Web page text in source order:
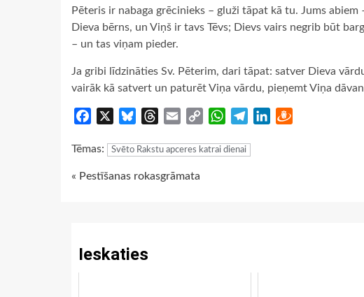
Pēteris ir nabaga grēcinieks – gluži tāpat kā tu. Jums
Dieva bērns, un Viņš ir tavs Tēvs; Dievs vairs negrib būt
– un tas viņam pieder.
Ja gribi līdzināties Sv. Pēterim, dari tāpat: satver Dieva
vairāk kā satvert un paturēt Viņa vārdu, pieņemt Viņa
Facebook BlueskyThreads
Email
Copy
WhatsApp
TelegramLinkedIn
Tēmas: Svēto Rakstu apceres katrai dienai
Continue
« Pestīšanas rokasgrāmata
Ieskaties